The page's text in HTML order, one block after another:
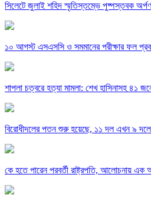
সিলেটে জুলাই শহিদ স্মৃতিস্তম্ভে পুষ্পস্তবক
১০ আগস্ট এসএসসি ও সমমানের পরীক্ষার ফল
শাপলা চত্বরে হত্যা মামলা: শেখ হাসিনাসহ ৪১
বিরোধীদলের পতন শুরু হয়েছে, ১১ দল এখন ৯ দলে
কে হতে পারেন পরবর্তী রাষ্ট্রপতি, আলোচনায় এক